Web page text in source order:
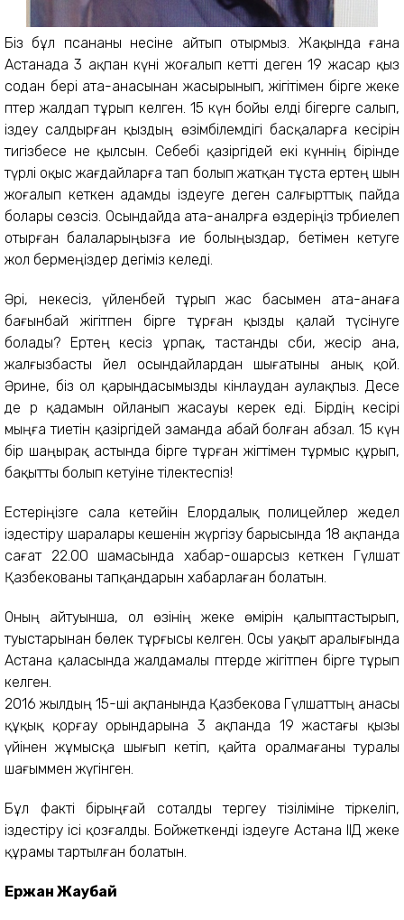
Біз бұл әпсананы несіне айтып отырмыз. Жақында ғана
Астанада 3 ақпан күні жоғалып кетті деген 19 жасар қыз
содан бері ата-анасынан жасырынып, жігітімен бірге жеке
пәтер жалдап тұрып келген. 15 күн бойы елді әбігерге салып,
іздеу салдырған қыздың өзімбілемдігі басқаларға кесірін
тигізбесе не қылсын. Себебі қазіргідей екі күннің бірінде
түрлі оқыс жағдайларға тап болып жатқан тұста ертең шын
жоғалып кеткен адамды іздеуге деген салғырттық пайда
болары сөзсіз. Осындайда ата-аналрға өздеріңіз тәрбиелеп
отырған балаларыңызға ие болыңыздар, бетімен кетуге
жол бермеңіздер дегіміз келеді.
Әрі, некесіз, үйленбей тұрып жас басымен ата-анаға
бағынбай жігітпен бірге тұрған қызды қалай түсінуге
болады? Ертең әкесіз ұрпақ, тастанды сәби, жесір ана,
жалғызбасты әйел осындайлардан шығатыны анық қой.
Әрине, біз ол қарындасымызды кінәлаудан аулақпыз. Десе
де әр қадамын ойланып жасауы керек еді. Бірдің кесірі
мыңға тиетін қазіргідей заманда абай болған абзал. 15 күн
бір шаңырақ астында бірге тұрған жігтімен тұрмыс құрып,
бақытты болып кетуіне тілектеспіз!
Естеріңізге сала кетейін Елордалық полицейлер жедел
іздестіру шаралары кешенін жүргізу барысында 18 ақпанда
сағат 22.00 шамасында хабар-ошарсыз кеткен Гүлшат
Қазбекованы тапқандарын хабарлаған болатын.
Оның айтуынша, ол өзінің жеке өмірін қалыптастырып,
туыстарынан бөлек тұрғысы келген. Осы уақыт аралығында
Астана қаласында жалдамалы пәтерде жігітпен бірге тұрып
келген.
2016 жылдың 15-ші ақпанында Қазбекова Гүлшаттың анасы
құқық қорғау орындарына 3 ақпанда 19 жастағы қызы
үйінен жұмысқа шығып кетіп, қайта оралмағаны туралы
шағыммен жүгінген.
Бұл факті бірыңғай соталды тергеу тізіліміне тіркеліп,
іздестіру ісі қозғалды. Бойжеткенді іздеуге Астана ІІД жеке
құрамы тартылған болатын.
Ержан Жаубай